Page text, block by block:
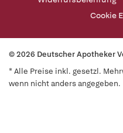
Cookie
© 2026 Deutscher Apotheker
* Alle Preise inkl. gesetzl.
wenn nicht anders angegeben.